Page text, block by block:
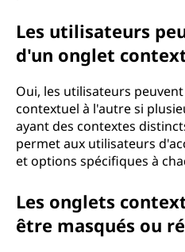
Les utilisateurs
d'un onglet
Oui, les utilisateurs
contextuel à l'autre si
ayant des contextes
permet aux utilisateurs
et options spécifiques à
Les onglets
être masqués ou